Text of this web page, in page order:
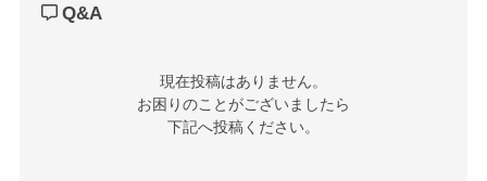
Q&A
現在投稿はありません。
お困りのことがございましたら
下記へ投稿ください。